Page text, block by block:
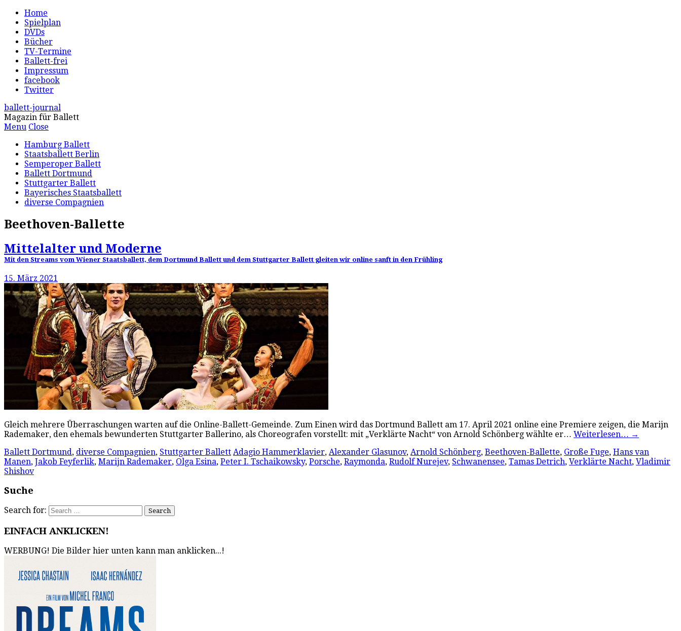
Home
Spielplan
DVDs
Bücher
TV-Termine
Ballett-frei
Impressum
facebook
Twitter
ballett-journal
Magazin für Ballett
Menu Close
Hamburg Ballett
Staatsballett Berlin
Semperoper Ballett
Ballett Dortmund
Stuttgarter Ballett
Bayerisches Staatsballett
diverse Compagnien
Beethoven-Ballette
Mittelalter und Moderne
Mit den Streams vom Wiener Staatsballett, dem Dortmund Ballett und dem Stuttgarter Ballett gleiten wir online sanft in den Frühling
15. März 2021
Gleich mehrere Überraschungen warten auf die Online-Ballett-Gemeinde. Zum Einen wird das Dortmund Ballett am 17. April 2021 online eine Premiere zeigen, die Marijn
Rademaker, den ehemals bewunderten Stuttgarter Ballerino, als Choreografen vorstellt: mit „Verklärte Nacht“ von Arnold Schönberg wählte er… Weiterlesen… →
Ballett Dortmund, diverse Compagnien, Stuttgarter Ballett Adagio Hammerklavier, Alexander Glasunov, Arnold Schönberg, Beethoven-Ballette, Große Fuge, Hans van
Manen, Jakob Feyferlik, Marijn Rademaker, Olga Esina, Peter I. Tschaikowsky, Porsche, Raymonda, Rudolf Nurejev, Schwanensee, Tamas Detrich, Verklärte Nacht, Vladimir
Shishov
Suche
Search for:
EINFACH ANKLICKEN!
WERBUNG! Die Bilder hier unten kann man anklicken...!